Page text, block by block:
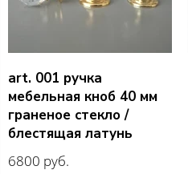
art. 001 ручка
мебельная кноб 40 мм
граненое стекло /
блестящая латунь
6800 руб.